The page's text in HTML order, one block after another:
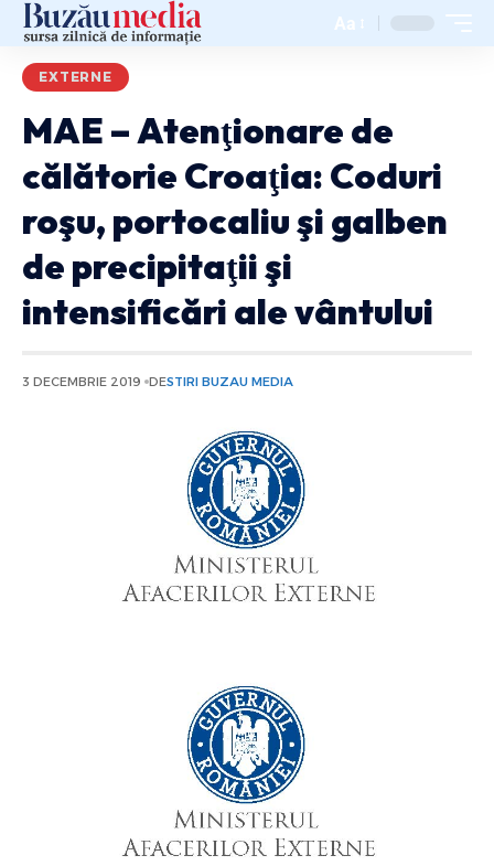
Aa
EXTERNE
MAE – Atenţionare de
călătorie Croaţia: Coduri
roşu, portocaliu şi galben
de precipitaţii şi
intensificări ale vântului
3 DECEMBRIE 2019 DESTIRI BUZAU MEDIA